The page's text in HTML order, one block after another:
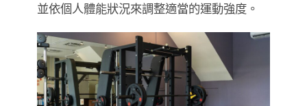
並依個人體能狀況來調整適當的運動強度。